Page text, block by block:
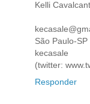
Kelli
São Paulo-SP
kecasale
(twitter:
Responder